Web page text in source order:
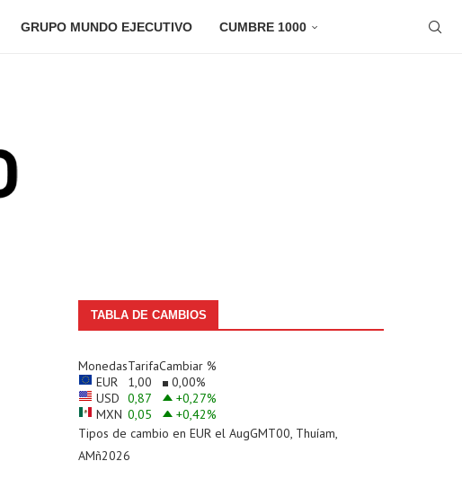
GRUPO MUNDO EJECUTIVO CUMBRE 1000
TABLA DE CAMBIOS
MonedasTarifaCambiar %
EUR
1,00 0,00%
USD 0,87 +0,27%
MXN 0,05 +0,42%
Tipos de cambio en EUR el AugGMT00, Thuíam,
AMñ2026